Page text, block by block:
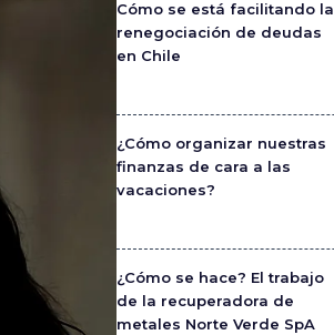
Cómo se está facilitando la
renegociación de deudas
en Chile
¿Cómo organizar nuestras
finanzas de cara a las
vacaciones?
¿Cómo se hace? El trabajo
de la recuperadora de
metales Norte Verde SpA